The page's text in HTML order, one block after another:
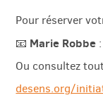
Pour réserver
📧 Marie Robbe :
Ou consultez
desens.org/